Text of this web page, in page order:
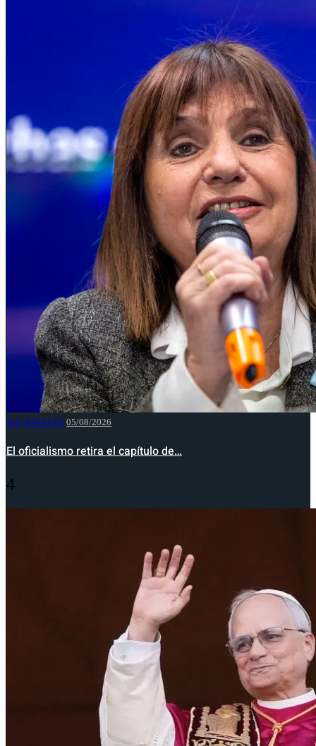
NACIONALES 05/08/2026
El oficialismo retira el capítulo de…
4